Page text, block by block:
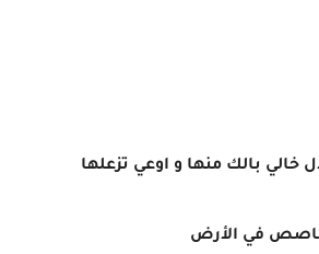
خالي بالك منها و اوعي تزعلها
في الأرض